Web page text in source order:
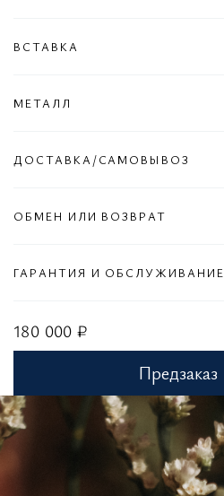
180 000 ₽
Предзаказ
ВСТАВКА
МЕТАЛЛ
ДОСТАВКА/САМОВЫВОЗ
ОБМЕН ИЛИ ВОЗВРАТ
ГАРАНТИЯ И ОБСЛУЖИВАНИЕ